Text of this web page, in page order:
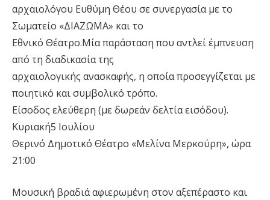
αρχαιολόγου Ευθύμη Θέου σε συνεργασία με το
Σωματείο «ΔΙΑΖΩΜΑ» και το
Εθνικό Θέατρο.Μία παράσταση που αντλεί έμπνευση
από τη διαδικασία της
αρχαιολογικής ανασκαφής, η οποία προσεγγίζεται με
ποιητικό και συμβολικό τρόπο.
Είσοδος ελεύθερη (με δωρεάν δελτία εισόδου).
Κυριακή5 Ιουλίου
Θερινό Δημοτικό Θέατρο «Μελίνα Μερκούρη», ώρα
21:00
Μουσική βραδιά αφιερωμένη στον αξεπέραστο και